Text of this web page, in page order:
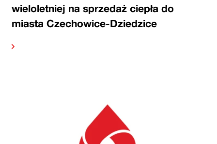
wieloletniej na sprzedaż ciepła do
miasta Czechowice-Dziedzice